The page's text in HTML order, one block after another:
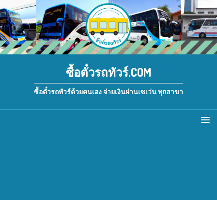
ซื้อตั๋วรถทัวร์.COM
ซื้อตั๋วรถทัวร์ด้วยตนเอง จ่ายเงินผ่านเซเว่น ทุกสาขา